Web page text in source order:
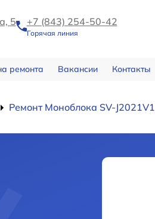
5 +7 (843) 254-50-42
Горячая линия
ремонта Вакансии Контакты
Ремонт Моноблока SV-